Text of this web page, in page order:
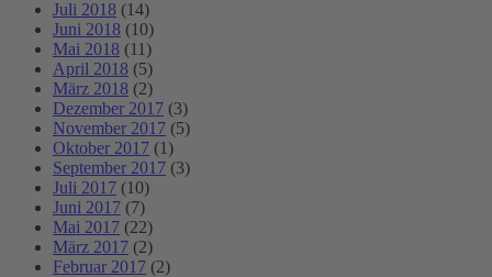
Juli 2018 (14)
Juni 2018 (10)
Mai 2018 (11)
April 2018 (5)
März 2018 (2)
Dezember 2017 (3)
November 2017 (5)
Oktober 2017 (1)
September 2017 (3)
Juli 2017 (10)
Juni 2017 (7)
Mai 2017 (22)
März 2017 (2)
Februar 2017 (2)